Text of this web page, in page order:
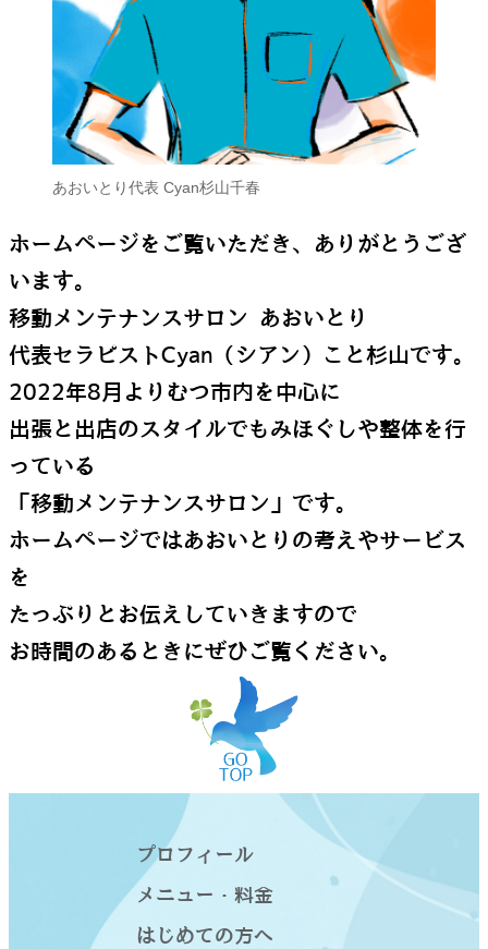
あおいとり代表 Cyan杉山千春
ホームページをご覧いただき、ありがとうござ
います。
移動メンテナンスサロン あおいとり
代表セラピストCyan（シアン）こと杉山です。
2022年8月よりむつ市内を中心に
出張と出店のスタイルでもみほぐしや整体を行
っている
「移動メンテナンスサロン」です。
ホームページではあおいとりの考えやサービス
を
たっぷりとお伝えしていきますので
お時間のあるときにぜひご覧ください。
プロフィール
メニュー・料金
はじめての方へ